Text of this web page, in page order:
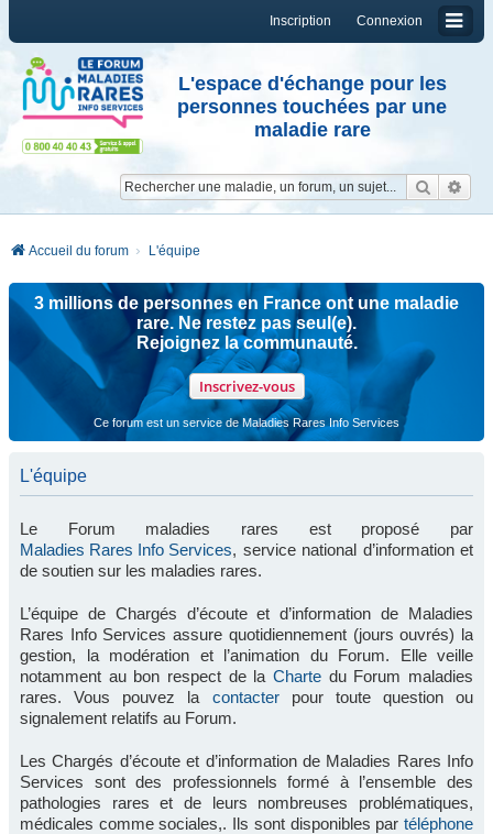
Connexion
Inscription
L'espace d'échange pour les
personnes touchées par une
maladie rare
Accueil du forum L'équipe
3 millions de personnes en France ont une maladie
rare. Ne restez pas seul(e).
Rejoignez la communauté.
Inscrivez-vous
Ce forum est un service de Maladies Rares Info Services
L'équipe
Le Forum maladies rares est proposé par
Maladies Rares Info Services, service national d’information et
de soutien sur les maladies rares.
L’équipe de Chargés d’écoute et d’information de Maladies
Rares Info Services assure quotidiennement (jours ouvrés) la
gestion, la modération et l’animation du Forum. Elle veille
notamment au bon respect de la Charte du Forum maladies
rares. Vous pouvez la contacterpour toute question ou
signalement relatifs au Forum.
Les Chargés d’écoute et d’information de Maladies Rares Info
Services sont des professionnels formé à l’ensemble des
pathologies rares et de leurs nombreuses problématiques,
médicales comme sociales,. Ils sont disponibles par téléphone